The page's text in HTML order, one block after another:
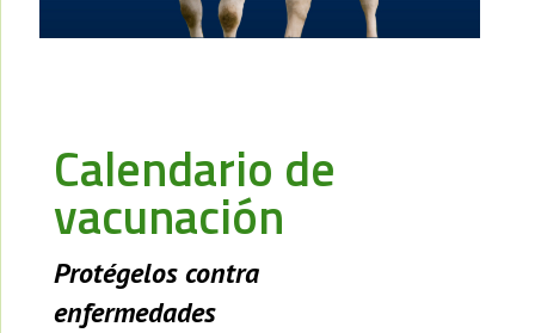
Calendario de
vacunación
Protégelos contra
enfermedades